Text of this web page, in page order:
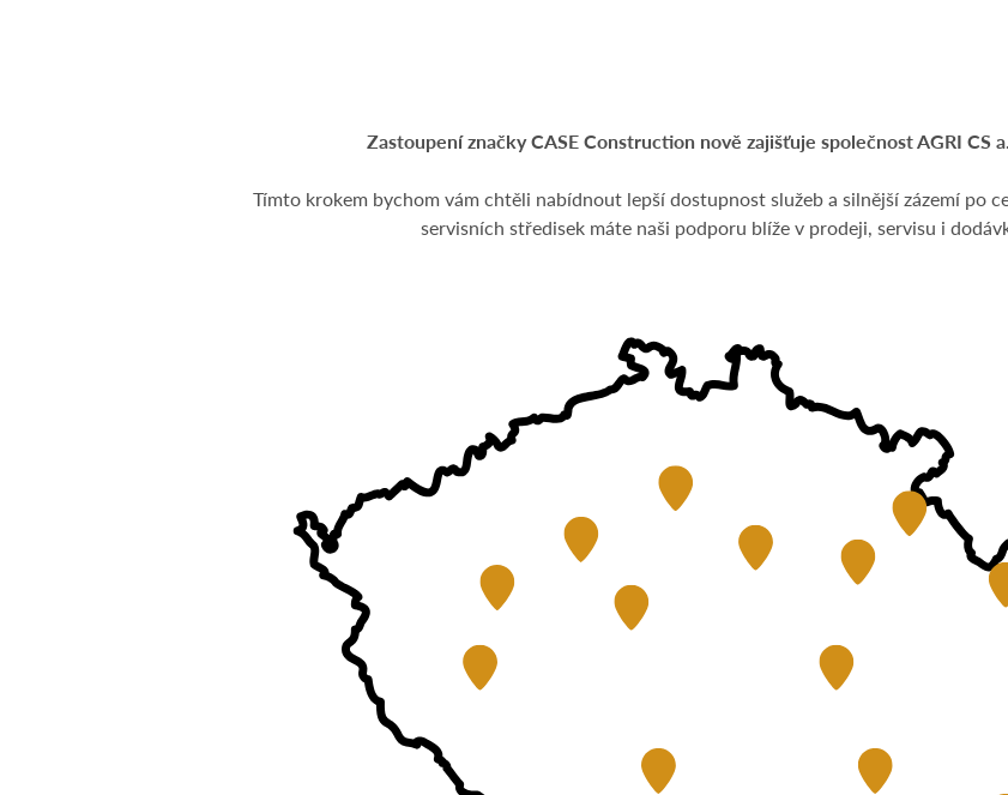
Zastoupení značky CASE Construction nově zajišťuje společnost AGRI CS
Tímto krokem bychom vám chtěli nabídnout lepší dostupnost služeb a silnější zázemí po
servisních středisek máte naši podporu blíže v prodeji, servisu i